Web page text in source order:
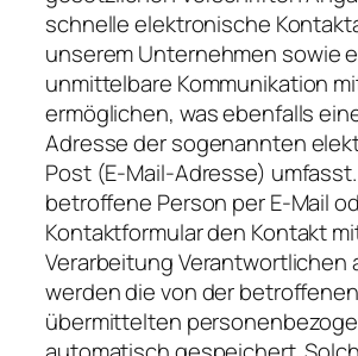
schnelle elektronische
unserem Unternehmen sowie
unmittelbare Kommunikation
ermöglichen, was ebenfalls
Adresse der sogenannten
Post (E-Mail-Adresse)
betroffene Person per E-Mail
Kontaktformular den Kontakt
Verarbeitung Verantwortlichen
werden die von der
übermittelten